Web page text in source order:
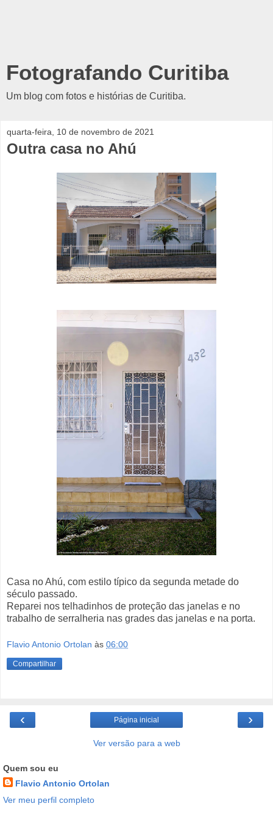
Fotografando Curitiba
Um blog com fotos e histórias de Curitiba.
quarta-feira, 10 de novembro de 2021
Outra casa no Ahú
Casa no Ahú, com estilo típico da segunda metade do
século passado.
Reparei nos telhadinhos de proteção das janelas e no
trabalho de serralheria nas grades das janelas e na porta.
Flavio Antonio Ortolan às 06:00
Compartilhar
‹ ›
Página inicial
Ver versão para a web
Quem sou eu
Flavio Antonio Ortolan
Ver meu perfil completo